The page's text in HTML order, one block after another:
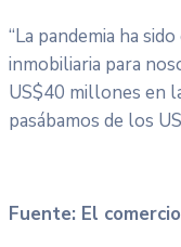
“La pandemia ha
inmobiliaria para
US$40 millones en
pasábamos de los
Fuente: El comercio